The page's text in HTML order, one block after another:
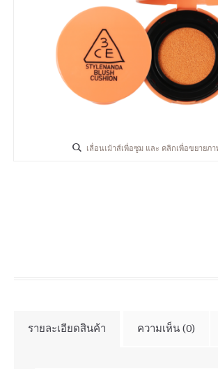
เลื่อนเม้าส์เพื่อซูม และ คลิกเพื่อขยายภา
รายละเอียดสินค้า ความเห็น (0)